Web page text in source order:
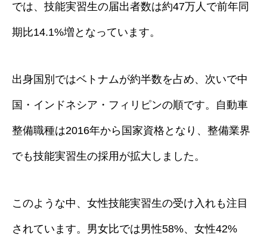
では、技能実習生の届出者数は約47万人で前年同
期比14.1%増となっています。
出身国別ではベトナムが約半数を占め、次いで中
国・インドネシア・フィリピンの順です。自動車
整備職種は2016年から国家資格となり、整備業界
でも技能実習生の採用が拡大しました。
このような中、女性技能実習生の受け入れも注目
されています。男女比では男性58%、女性42%